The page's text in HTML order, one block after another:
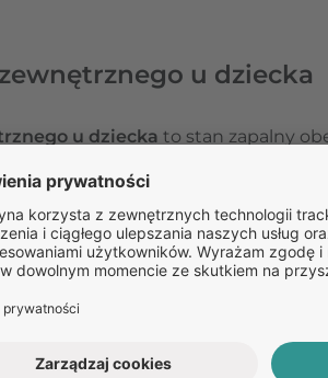
u dziecka
u dziecka to stan zapalny
Przyczyną jest
ropy błękitnej, gronkowcem
opryszczki, wirusem ospy
,Aspergillus),
grzybicza).
mechaniczne
. Zapalenie